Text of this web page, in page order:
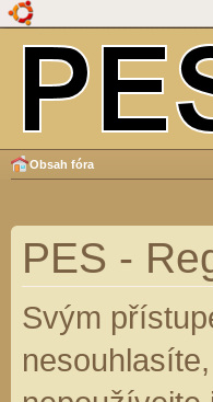
Obsah fóra
PES -
Svým